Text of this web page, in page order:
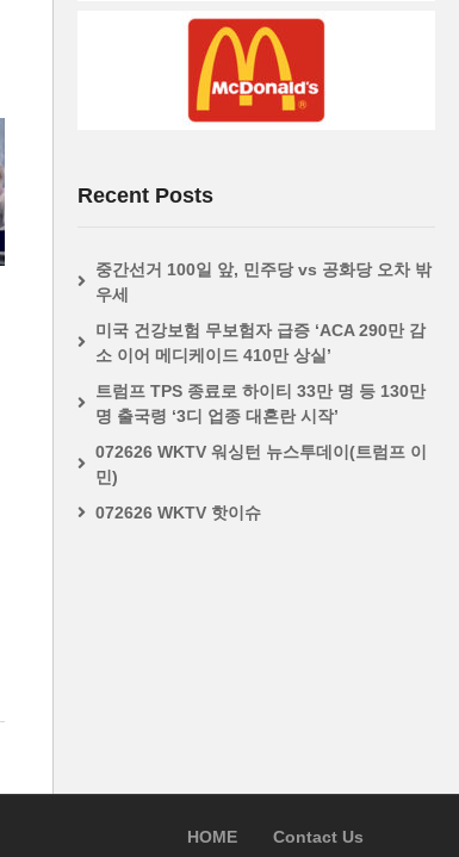
Recent Posts
중간선거 100일 앞, 민주당 vs 공화당 오차 밖
우세
미국 건강보험 무보험자 급증 ‘ACA 290만 감
소 이어 메디케이드 410만 상실’
트럼프 TPS 종료로 하이티 33만 명 등 130만
명 출국령 ‘3디 업종 대혼란 시작’
072626 WKTV 워싱턴 뉴스투데이(트럼프 이
민)
072626 WKTV 핫이슈
HOME Contact Us